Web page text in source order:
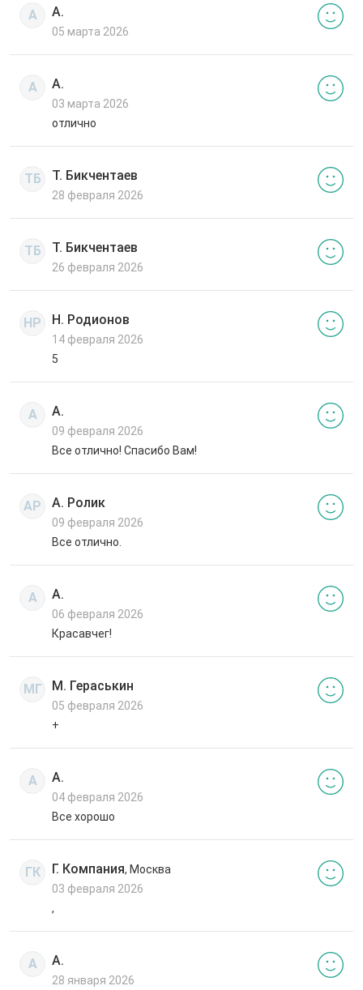
А А.
05 марта 2026
А А.
03 марта 2026
отлично
ТБ Т. Бикчентаев
28 февраля 2026
ТБ Т. Бикчентаев
26 февраля 2026
НР Н. Родионов
14 февраля 2026
5
А А.
09 февраля 2026
Все отлично! Спасибо Вам!
АР А. Ролик
09 февраля 2026
Все отлично.
А А.
06 февраля 2026
Красавчег!
МГ М. Гераськин
05 февраля 2026
+
А А.
04 февраля 2026
Все хорошо
ГК Г. Компания, Москва
03 февраля 2026
,
А А.
28 января 2026